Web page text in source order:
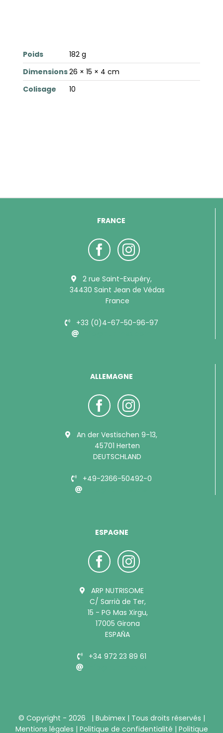
Poids
182 g
Dimensions26 × 15 × 4 cm
Colisage
10
FRANCE
2 rue Saint-Exupéry,
34430 Saint Jean de Védas
France
+33 (0)4-67-50-96-97
ALLEMAGNE
An der Vestischen 9-13,
45701 Herten
DEUTSCHLAND
+49-2366-50492-0
ESPAGNE
ARP NUTRISOME
C/ Sarrià de Ter,
15 - PG Mas Xirgu,
17005 Girona
ESPAÑA
+34 972 23 89 61
© Copyright - 2026 | Bubimex | Tous droits réservés |
Mentions légales | Politique de confidentialité | Politique